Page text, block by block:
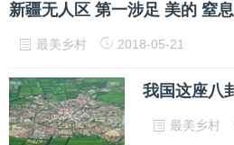
新疆无人区 第一涉足 美的 窒
最美乡村 2018-05-21
最美乡村